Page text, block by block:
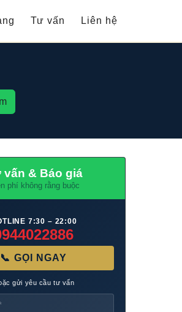
Tư vấn Liên hệ
vấn & Báo giá
phí không rằng buộc
7:30 – 22:00
📞 GỌI NGAY
gửi yêu cầu tư vấn